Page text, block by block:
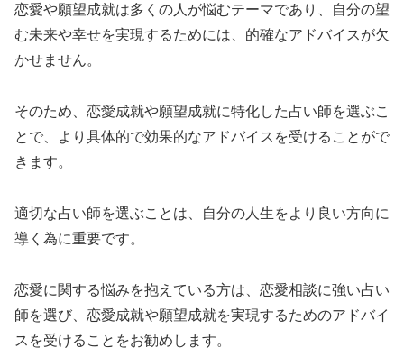
恋愛や願望成就は多くの人が悩むテーマであり、自分の望
む未来や幸せを実現するためには、的確なアドバイスが欠
かせません。
そのため、恋愛成就や願望成就に特化した占い師を選ぶこ
とで、より具体的で効果的なアドバイスを受けることがで
きます。
適切な占い師を選ぶことは、自分の人生をより良い方向に
導く為に重要です。
恋愛に関する悩みを抱えている方は、恋愛相談に強い占い
師を選び、恋愛成就や願望成就を実現するためのアドバイ
スを受けることをお勧めします。